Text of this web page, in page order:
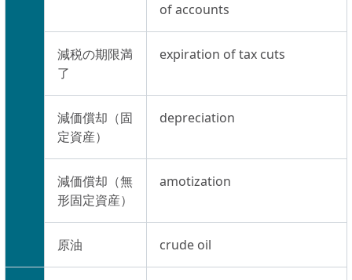
of accounts
減税の期限満
了
expiration of tax cuts
減価償却（固
定資産）
depreciation
減価償却（無
形固定資産）
amotization
原油 crude oil